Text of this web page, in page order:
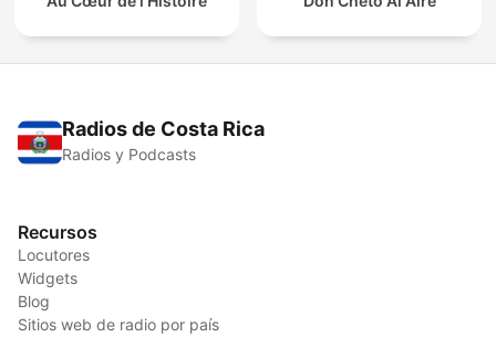
Radios de Costa Rica
Radios y Podcasts
Recursos
Locutores
Widgets
Blog
Sitios web de radio por país